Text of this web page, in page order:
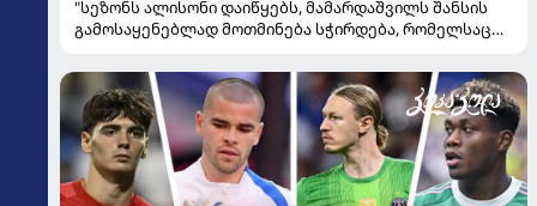
"სეზონს ალისონი დაიწყებს, მამარდაშვილს შანსის
გამოსაყენებლად მოთმინება სჭირდება, რომელსაც
ყოფილმა მეკარემ